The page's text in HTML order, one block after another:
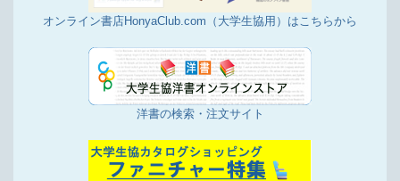
オンライン書店HonyaClub.com（大学生協用）はこちらから
洋書の検索・注文サイト